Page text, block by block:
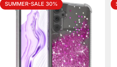
SUMMER-SALE 30%